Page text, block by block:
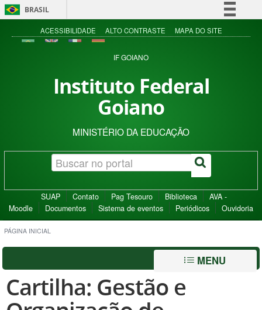
BRASIL
Simplifique!
Acesso à informação
ACESSIBILIDADE ALTO CONTRASTE MAPA DO SITE
IF GOIANO
Instituto Federal
Goiano
MINISTÉRIO DA EDUCAÇÃO
SUAP Contato Pag Tesouro Biblioteca
AVA -
Moodle
Documentos Sistema de eventos Periódicos Ouvidoria
PÁGINA INICIAL
MENU
Cartilha: Gestão e